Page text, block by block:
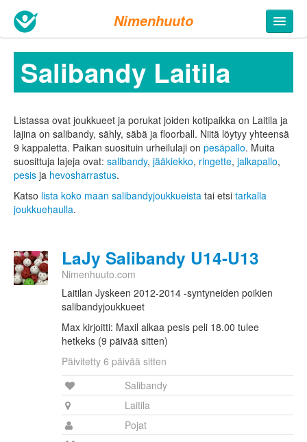
Nimenhuuto
Salibandy Laitila
Listassa ovat joukkueet ja porukat joiden kotipaikka on Laitila ja
lajina on salibandy, sähly, säbä ja floorball. Niitä löytyy yhteensä
9 kappaletta. Paikan suosituin urheilulaji on pesäpallo. Muita
suosittuja lajeja ovat: salibandy, jääkiekko, ringette, jalkapallo,
pesis ja hevosharrastus.
Katso lista koko maan salibandyjoukkueista tai etsi tarkalla
joukkuehaulla.
LaJy Salibandy U14-U13
Nimenhuuto.com
Laitilan Jyskeen 2012-2014 -syntyneiden poikien
salibandyjoukkueet
Max kirjoitti: Maxil alkaa pesis peli 18.00 tulee
hetkeks (9 päivää sitten)
Päivitetty 6 päivää sitten
Salibandy
Laitila
Pojat